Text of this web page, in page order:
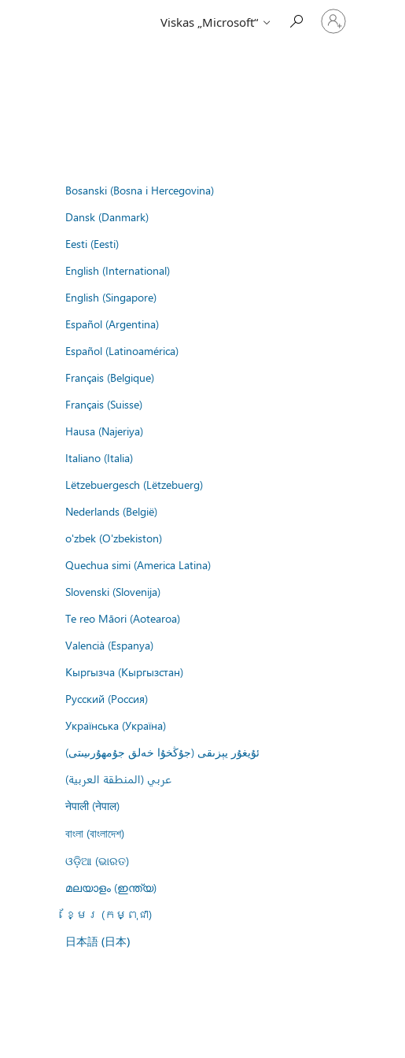
Viskas „Microsoft“
Prisijunkite
prie
paskyros
Bosanski (Bosna i Hercegovina)
Dansk (Danmark)
Eesti (Eesti)
English (International)
English (Singapore)
Español (Argentina)
Español (Latinoamérica)
Français (Belgique)
Français (Suisse)
Hausa (Najeriya)
Italiano (Italia)
Lëtzebuergesch (Lëtzebuerg)
Nederlands (België)
o'zbek (O'zbekiston)
Quechua simi (America Latina)
Slovenski (Slovenija)
Te reo Māori (Aotearoa)
Valencià (Espanya)
Кыргызча (Кыргызстан)
Русский (Россия)
Українська (Україна)
ئۇيغۇر يېزىقى (جۇڭخۇا خەلق جۇمھۇرىيىتى)
عربي (المنطقة العربية)
नेपाली (नेपाल)
বাংলা (বাংলাদেশ)
ଓଡ଼ିଆ (ଭାରତ)
മലയാളം (ഇന്ത്യ)
ខ្មែរ (កម្ពុជា)
日本語 (日本)